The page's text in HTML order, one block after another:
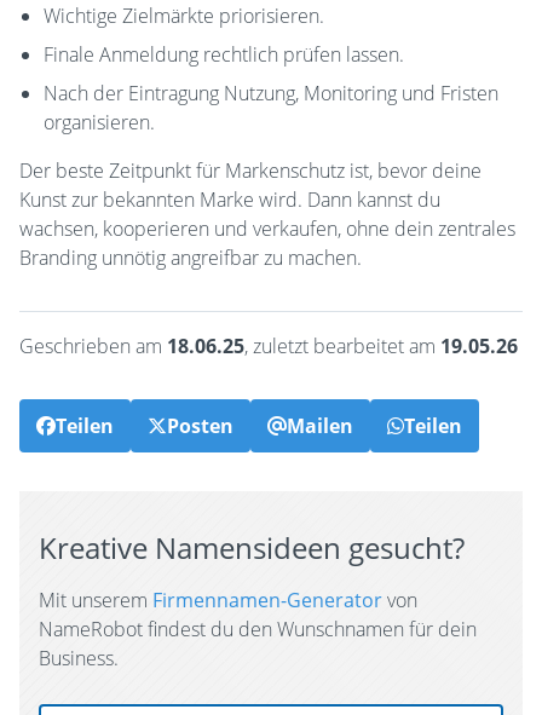
Wichtige Zielmärkte priorisieren.
Finale Anmeldung rechtlich prüfen lassen.
Nach der Eintragung Nutzung, Monitoring und Fristen
organisieren.
Der beste Zeitpunkt für Markenschutz ist, bevor deine
Kunst zur bekannten Marke wird. Dann kannst du
wachsen, kooperieren und verkaufen, ohne dein zentrales
Branding unnötig angreifbar zu machen.
Geschrieben am 18.06.25, zuletzt bearbeitet am 19.05.26
Teilen Posten Mailen Teilen
Kreative Namensideen gesucht?
Mit unserem Firmennamen-Generatorvon
NameRobot findest du den Wunschnamen für dein
Business.